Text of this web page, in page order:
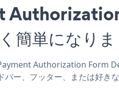
簡単になり
Authorization Form
バー、フッター、または好き